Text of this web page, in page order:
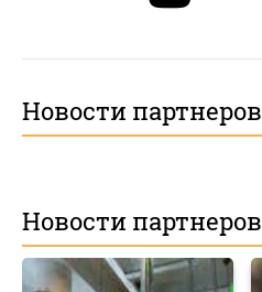
Новости партнеров
Новости партнеров